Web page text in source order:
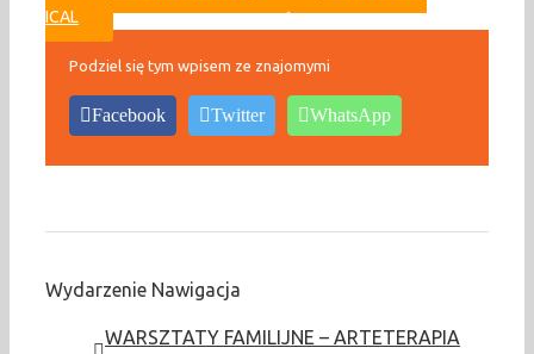
ICAL
Podziel się tym wpisem ze znajomymi
Facebook Twitter WhatsApp
Wydarzenie Nawigacja
WARSZTATY FAMILIJNE – ARTETERAPIA